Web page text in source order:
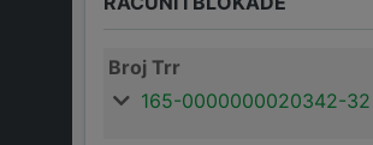
Broj Trr
165-0000000020342-32